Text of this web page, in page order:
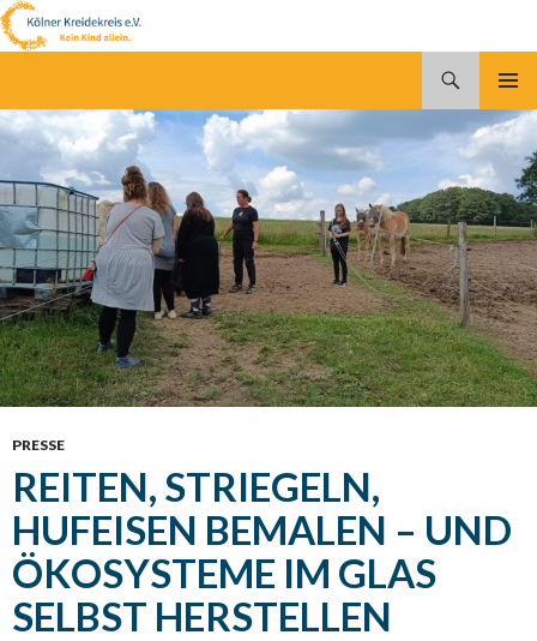
MENÜ
ZUM
INHALT
PRESSE
REITEN, STRIEGELN,
HUFEISEN BEMALEN – UND
ÖKOSYSTEME IM GLAS
SELBST HERSTELLEN